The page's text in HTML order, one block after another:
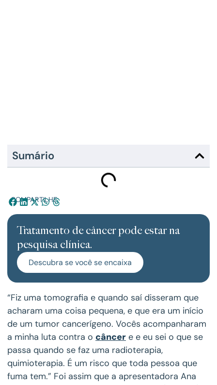
Sumário
COMPARTILHE:
Tratamento de câncer pode estar na
pesquisa clínica.
Descubra se você se encaixa
“Fiz uma tomografia e quando saí disseram que
acharam uma coisa pequena, e que era um início
de um tumor cancerígeno. Vocês acompanharam
a minha luta contra o câncer e e eu sei o que se
passa quando se faz uma radioterapia,
quimioterapia. É um risco que toda pessoa que
fuma tem.” Foi assim que a apresentadora Ana